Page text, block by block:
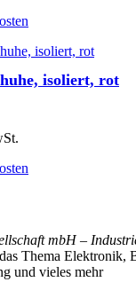
isoliert, rot
mbH –
Thema Elektronik,
und vieles mehr